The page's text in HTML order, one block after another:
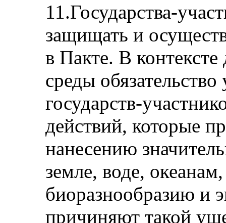
11.Государства-
защищать и
в Пакте. В
среды обязательство
государств-
действий, которые
нанесению
земле, воде,
биоразнообразию и
причиняют такой